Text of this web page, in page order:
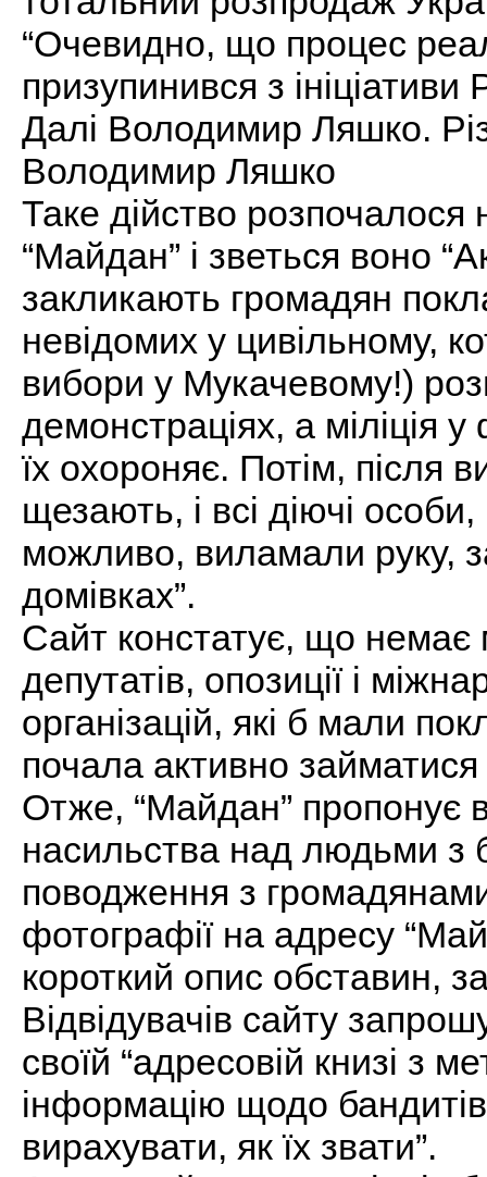
“Очевидно, що процес
призупинився з ініціативи
Далі Володимир Ляшко.
Володимир Ляшко
Таке дійство розпочалося
“Майдан” і зветься воно
закликають громадян
невідомих у цивільному,
вибори у Мукачевому!)
демонстраціях, а міліція
їх охороняє. Потім, після
щезають, і всі діючі
можливо, виламали руку,
домівках”.
Сайт констатує, що немає
депутатів, опозиції і
організацій, які б мали
почала активно займатися
Отже, “Майдан” пропонує
насильства над людьми з
поводження з
фотографії на адресу
короткий опис обставин,
Відвідувачів сайту
своїй “адресовій книзі з
інформацію щодо
вирахувати, як їх звати”.